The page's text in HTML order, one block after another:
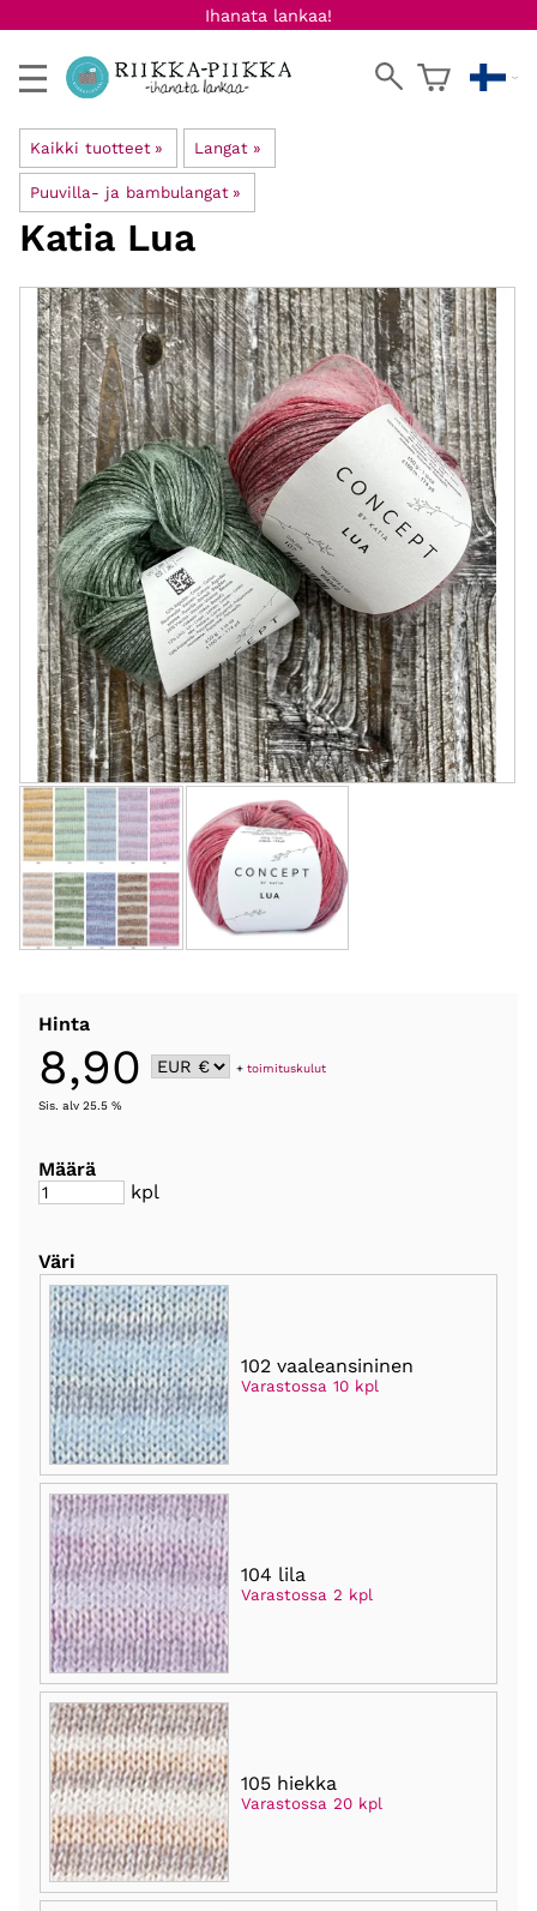
Ihanata lankaa!
Kaikki tuotteet ‪» Langat ‪»
Puuvilla- ja bambulangat ‪»
Katia Lua
Hinta
8,90 +toimituskulut
Sis. alv 25.5 %
Määrä
kpl
Väri
102 vaaleansininen
Varastossa 10 kpl
104 lila
Varastossa 2 kpl
105 hiekka
Varastossa 20 kpl